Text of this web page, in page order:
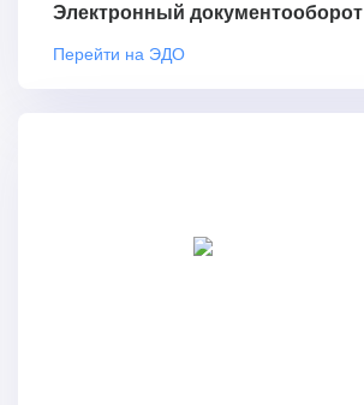
Электронный документооборот
Перейти на ЭДО